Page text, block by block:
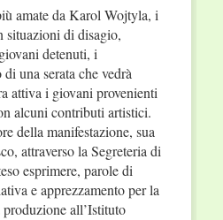
amate da Karol Wojtyla, i
situazioni di disagio,
detenuti, i
una serata che vedrà
attiva i giovani provenienti
alcuni contributi artistici.
della manifestazione, sua
attraverso la Segreteria di
esprimere, parole di
e apprezzamento per la
all’Istituto